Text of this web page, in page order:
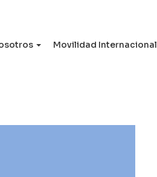
Movilidad Internacional